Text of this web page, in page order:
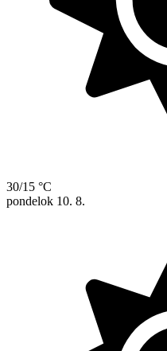
30/15 °C
pondelok 10. 8.